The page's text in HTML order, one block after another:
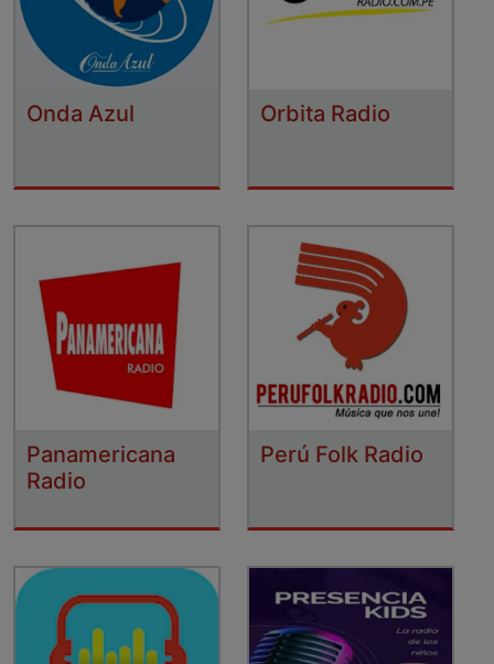
Onda Azul Orbita Radio
Panamericana
Radio
Perú Folk Radio